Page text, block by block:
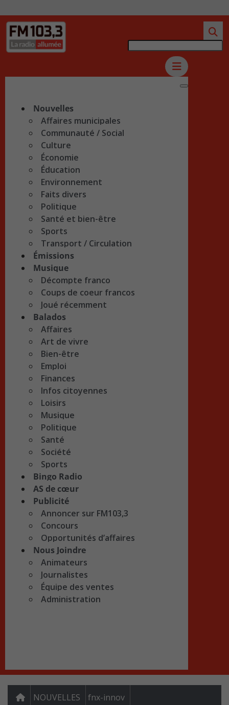
Nouvelles
Affaires municipales
Communauté / Social
Culture
Économie
Éducation
Environnement
Faits divers
Politique
Santé et bien-être
Sports
Transport / Circulation
Émissions
Musique
Décompte franco
Coups de coeur francos
Joué récemment
Balados
Affaires
Art de vivre
Bien-être
Emploi
Finances
Infos citoyennes
Loisirs
Musique
Politique
Santé
Société
Sports
Bingo Radio
AS de cœur
Publicité
Annoncer sur FM103,3
Concours
Opportunités d’affaires
Nous Joindre
Animateurs
Journalistes
Équipe des ventes
Administration
NOUVELLES fnx-innov